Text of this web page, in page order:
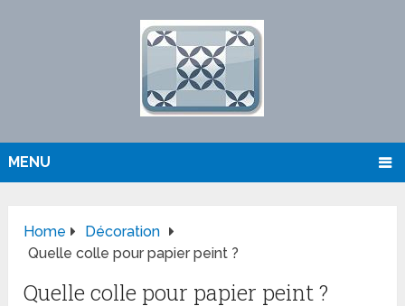
MENU
Home
Décoration
Quelle colle pour papier peint ?
Quelle colle pour papier peint ?